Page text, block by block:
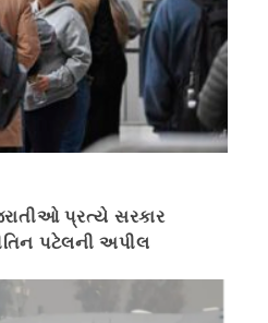
પ્રત્યે સરકાર
પટેલની અપીલ